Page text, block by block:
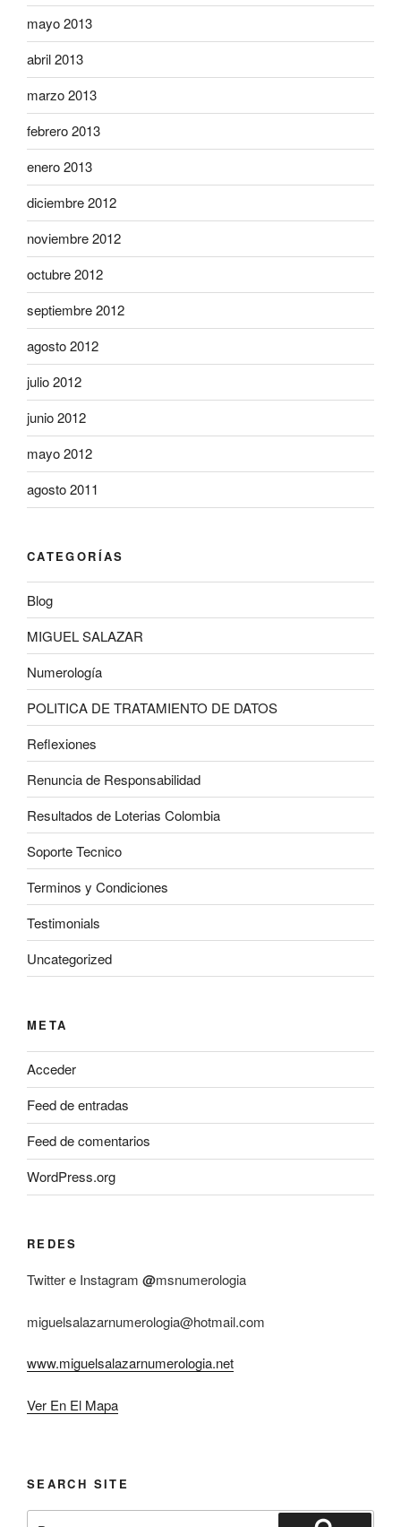
mayo 2013
abril 2013
marzo 2013
febrero 2013
enero 2013
diciembre 2012
noviembre 2012
octubre 2012
septiembre 2012
agosto 2012
julio 2012
junio 2012
mayo 2012
agosto 2011
CATEGORÍAS
Blog
MIGUEL SALAZAR
Numerología
POLITICA DE TRATAMIENTO DE DATOS
Reflexiones
Renuncia de Responsabilidad
Resultados de Loterias Colombia
Soporte Tecnico
Terminos y Condiciones
Testimonials
Uncategorized
META
Acceder
Feed de entradas
Feed de comentarios
WordPress.org
REDES
Twitter e Instagram @msnumerologia
miguelsalazarnumerologia@hotmail.com
www.miguelsalazarnumerologia.net
Ver En El Mapa
SEARCH SITE